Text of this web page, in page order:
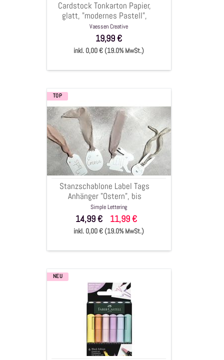
216g/qm,
Cardstock Tonkarton Papier,
glatt, "modernes Pastell",
11,4x30,5 cm, 216g/qm, 60
Bögen
Vaessen Creative
19,99 €
inkl. 0,00 € (19.0% MwSt.)
Stanzschablone
Label
Tags
Anhänger
"Ostern",
bis
7x7,5cm,
tlg.
TOP
Stanzschablone Label Tags
Anhänger "Ostern", bis
7x7,5cm, 4-tlg.
Simple Lettering
14,99 € 11,99 €
inkl. 0,00 € (19.0% MwSt.)
Pinselstifte
NEU